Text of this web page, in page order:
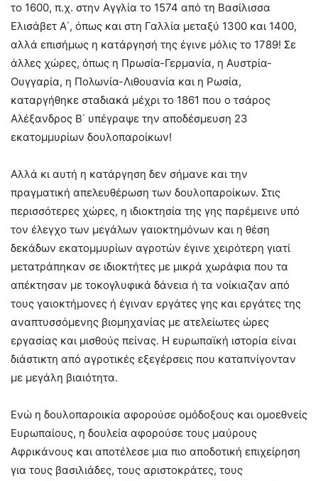
το 1600, π.χ. στην Αγγλία το 1574 από τη Βασίλισσα
Ελισάβετ Α΄, όπως και στη Γαλλία μεταξύ 1300 και 1400,
αλλά επισήμως η κατάργησή της έγινε μόλις το 1789! Σε
άλλες χώρες, όπως η Πρωσία-Γερμανία, η Αυστρία-
Ουγγαρία, η Πολωνία-Λιθουανία και η Ρωσία,
καταργήθηκε σταδιακά μέχρι το 1861 που ο τσάρος
Αλέξανδρος Β΄ υπέγραψε την αποδέσμευση 23
εκατομμυρίων δουλοπαροίκων!
Αλλά κι αυτή η κατάργηση δεν σήμανε και την
πραγματική απελευθέρωση των δουλοπαροίκων. Στις
περισσότερες χώρες, η ιδιοκτησία της γης παρέμεινε υπό
τον έλεγχο των μεγάλων γαιοκτημόνων και η θέση
δεκάδων εκατομμυρίων αγροτών έγινε χειρότερη γιατί
μετατράπηκαν σε ιδιοκτήτες με μικρά χωράφια που τα
απέκτησαν με τοκογλυφικά δάνεια ή τα νοίκιαζαν από
τους γαιοκτήμονες ή έγιναν εργάτες γης και εργάτες της
αναπτυσσόμενης βιομηχανίας με ατελείωτες ώρες
εργασίας και μισθούς πείνας. Η ευρωπαϊκή ιστορία είναι
διάστικτη από αγροτικές εξεγέρσεις που καταπνίγονταν
με μεγάλη βιαιότητα.
Ενώ η δουλοπαροικία αφορούσε ομόδοξους και ομοεθνείς
Ευρωπαίους, η δουλεία αφορούσε τους μαύρους
Αφρικάνους και αποτέλεσε μια πιο αποδοτική επιχείρηση
για τους βασιλιάδες, τους αριστοκράτες, τους